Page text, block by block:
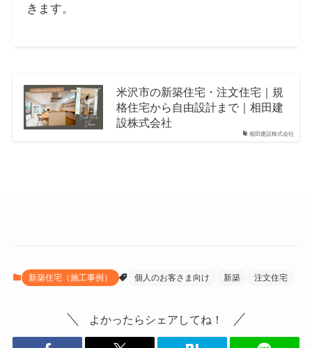
きます。
相田建設株式会社
米沢市の新築住宅・注文住宅｜規
格住宅から自由設計まで｜相田建
設株式会社
新築住宅（施工事例） 個人のお客さま向け 新築 注文住宅
よかったらシェアしてね！